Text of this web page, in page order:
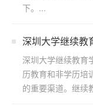
下。...
深圳大学继续教
深圳大学继续教育
历教育和非学历培
的重要渠道。继续